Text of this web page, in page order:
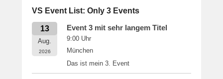
VS Event List: Only 3 Events
13
Aug.
2026
Event 3 mit sehr langem Titel
9:00 Uhr
München
Das ist mein 3. Event